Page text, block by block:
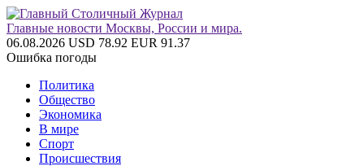
Главные новости Москвы, России и мира.
06.08.2026 USD 78.92 EUR 91.37
Ошибка погоды
Политика
Общество
Экономика
В мире
Спорт
Происшествия